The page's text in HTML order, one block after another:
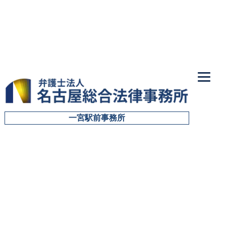
一宮駅前事務所